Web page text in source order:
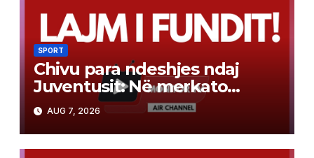
SPORT
Chivu para ndeshjes ndaj
Juventusit: Në merkato
kërkojmë lojtarë të nivelit të
lartë, duhet durim
AUG 7, 2026